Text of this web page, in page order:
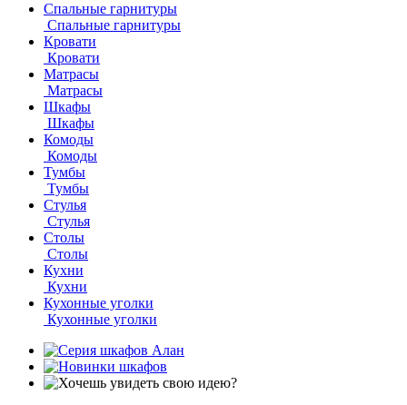
Спальные гарнитуры
Спальные гарнитуры
Кровати
Кровати
Матрасы
Матрасы
Шкафы
Шкафы
Комоды
Комоды
Тумбы
Тумбы
Стулья
Стулья
Столы
Столы
Кухни
Кухни
Кухонные уголки
Кухонные уголки